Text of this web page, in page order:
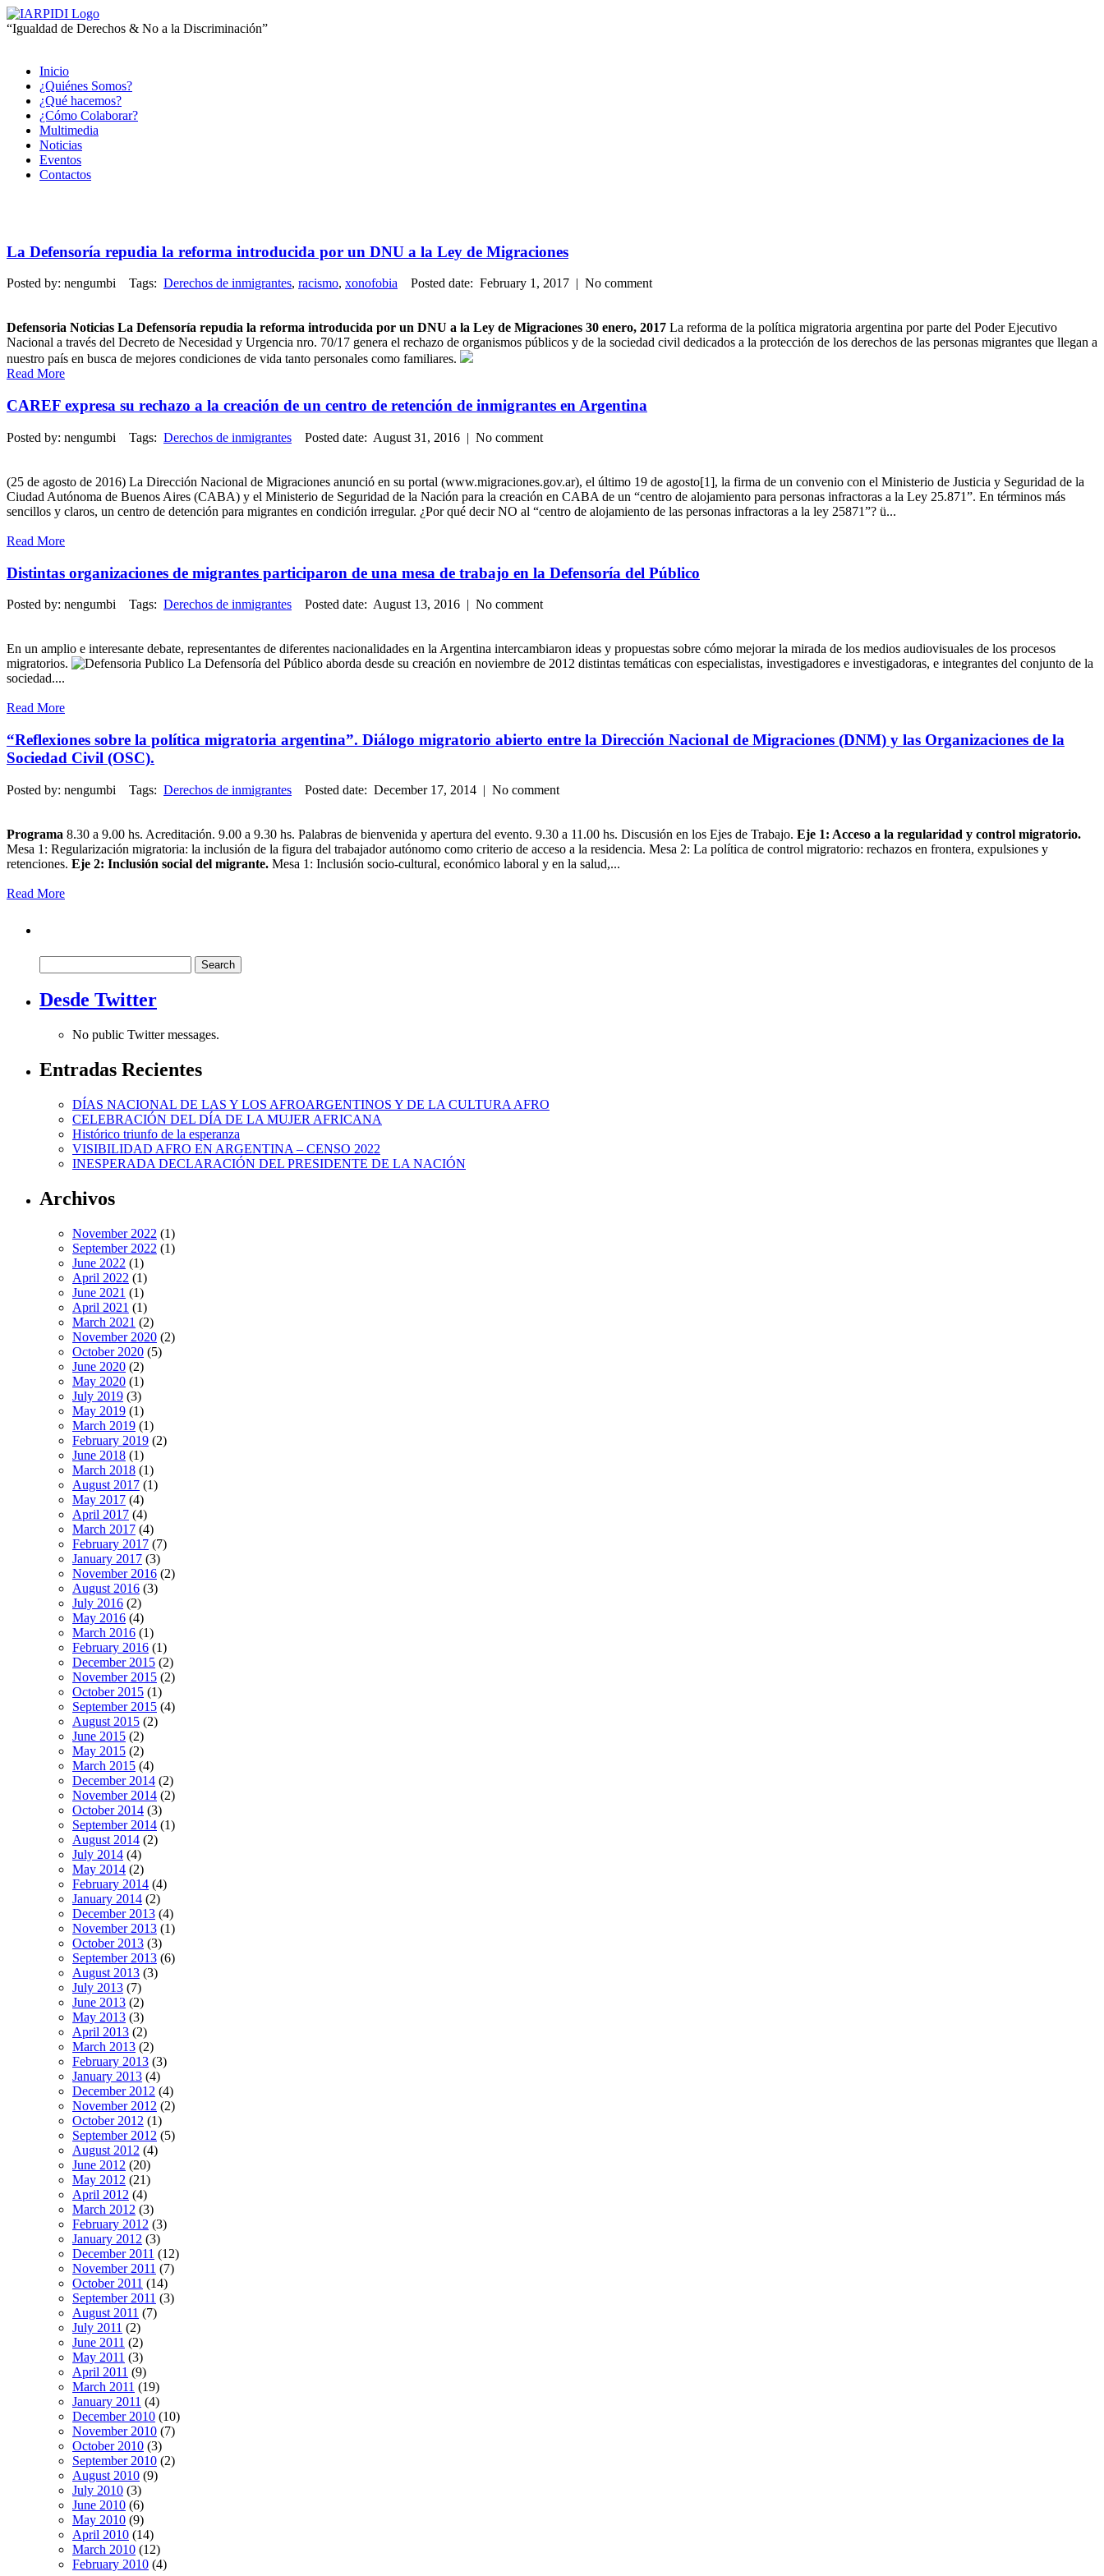
“Igualdad de Derechos & No a la Discriminación”
Inicio
¿Quiénes Somos?
¿Qué hacemos?
¿Cómo Colaborar?
Multimedia
Noticias
Eventos
Contactos
La Defensoría repudia la reforma introducida por un DNU a la Ley de Migraciones
Posted by: nengumbi Tags: Derechos de inmigrantes, racismo, xonofobia Posted date: February 1, 2017 | No comment
Defensoria Noticias La Defensoría repudia la reforma introducida por un DNU a la Ley de Migraciones 30 enero, 2017 La reforma de la política migratoria argentina por parte del Poder Ejecutivo
Nacional a través del Decreto de Necesidad y Urgencia nro. 70/17 genera el rechazo de organismos públicos y de la sociedad civil dedicados a la protección de los derechos de las personas migrantes que llegan a
nuestro país en busca de mejores condiciones de vida tanto personales como familiares.
Read More
CAREF expresa su rechazo a la creación de un centro de retención de inmigrantes en Argentina
Posted by: nengumbi Tags: Derechos de inmigrantes Posted date: August 31, 2016 | No comment
(25 de agosto de 2016) La Dirección Nacional de Migraciones anunció en su portal (www.migraciones.gov.ar), el último 19 de agosto[1], la firma de un convenio con el Ministerio de Justicia y Seguridad de la
Ciudad Autónoma de Buenos Aires (CABA) y el Ministerio de Seguridad de la Nación para la creación en CABA de un “centro de alojamiento para personas infractoras a la Ley 25.871”. En términos más
sencillos y claros, un centro de detención para migrantes en condición irregular. ¿Por qué decir NO al “centro de alojamiento de las personas infractoras a la ley 25871”? ü...
Read More
Distintas organizaciones de migrantes participaron de una mesa de trabajo en la Defensoría del Público
Posted by: nengumbi Tags: Derechos de inmigrantes Posted date: August 13, 2016 | No comment
En un amplio e interesante debate, representantes de diferentes nacionalidades en la Argentina intercambiaron ideas y propuestas sobre cómo mejorar la mirada de los medios audiovisuales de los procesos
migratorios.
La Defensoría del Público aborda desde su creación en noviembre de 2012 distintas temáticas con especialistas, investigadores e investigadoras, e integrantes del conjunto de la
sociedad....
Read More
“Reflexiones sobre la política migratoria argentina”. Diálogo migratorio abierto entre la Dirección Nacional de Migraciones (DNM) y las Organizaciones de la
Sociedad Civil (OSC).
Posted by: nengumbi Tags: Derechos de inmigrantes Posted date: December 17, 2014 | No comment
Programa 8.30 a 9.00 hs. Acreditación. 9.00 a 9.30 hs. Palabras de bienvenida y apertura del evento. 9.30 a 11.00 hs. Discusión en los Ejes de Trabajo. Eje 1: Acceso a la regularidad y control migratorio.
Mesa 1: Regularización migratoria: la inclusión de la figura del trabajador autónomo como criterio de acceso a la residencia. Mesa 2: La política de control migratorio: rechazos en frontera, expulsiones y
retenciones. Eje 2: Inclusión social del migrante. Mesa 1: Inclusión socio-cultural, económico laboral y en la salud,...
Read More
for:
Desde Twitter
No public Twitter messages.
Entradas Recientes
DÍAS NACIONAL DE LAS Y LOS AFROARGENTINOS Y DE LA CULTURA AFRO
CELEBRACIÓN DEL DÍA DE LA MUJER AFRICANA
Histórico triunfo de la esperanza
VISIBILIDAD AFRO EN ARGENTINA – CENSO 2022
INESPERADA DECLARACIÓN DEL PRESIDENTE DE LA NACIÓN
Archivos
November 2022 (1)
September 2022 (1)
June 2022 (1)
April 2022 (1)
June 2021 (1)
April 2021 (1)
March 2021 (2)
November 2020 (2)
October 2020 (5)
June 2020 (2)
May 2020 (1)
July 2019 (3)
May 2019 (1)
March 2019 (1)
February 2019 (2)
June 2018 (1)
March 2018 (1)
August 2017 (1)
May 2017 (4)
April 2017 (4)
March 2017 (4)
February 2017 (7)
January 2017 (3)
November 2016 (2)
August 2016 (3)
July 2016 (2)
May 2016 (4)
March 2016 (1)
February 2016 (1)
December 2015 (2)
November 2015 (2)
October 2015 (1)
September 2015 (4)
August 2015 (2)
June 2015 (2)
May 2015 (2)
March 2015 (4)
December 2014 (2)
November 2014 (2)
October 2014 (3)
September 2014 (1)
August 2014 (2)
July 2014 (4)
May 2014 (2)
February 2014 (4)
January 2014 (2)
December 2013 (4)
November 2013 (1)
October 2013 (3)
September 2013 (6)
August 2013 (3)
July 2013 (7)
June 2013 (2)
May 2013 (3)
April 2013 (2)
March 2013 (2)
February 2013 (3)
January 2013 (4)
December 2012 (4)
November 2012 (2)
October 2012 (1)
September 2012 (5)
August 2012 (4)
June 2012 (20)
May 2012 (21)
April 2012 (4)
March 2012 (3)
February 2012 (3)
January 2012 (3)
December 2011 (12)
November 2011 (7)
October 2011 (14)
September 2011 (3)
August 2011 (7)
July 2011 (2)
June 2011 (2)
May 2011 (3)
April 2011 (9)
March 2011 (19)
January 2011 (4)
December 2010 (10)
November 2010 (7)
October 2010 (3)
September 2010 (2)
August 2010 (9)
July 2010 (3)
June 2010 (6)
May 2010 (9)
April 2010 (14)
March 2010 (12)
February 2010 (4)